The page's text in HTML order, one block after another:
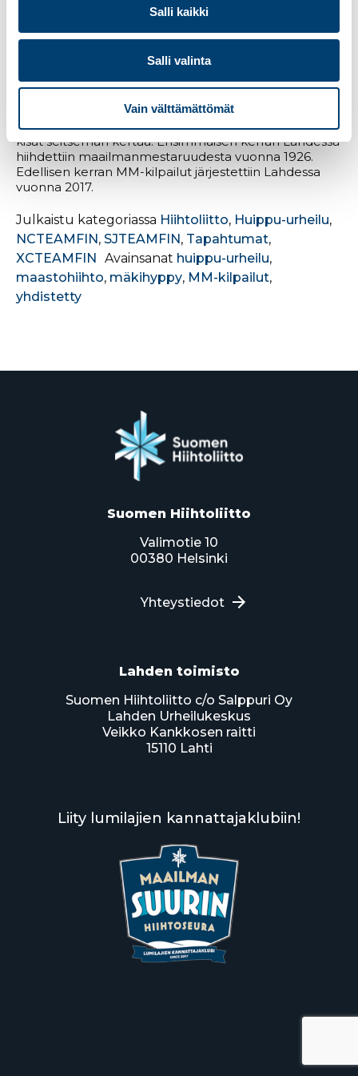
Salli kaikki
Salli valinta
Vain välttämättömät
hakukomitean puheenjohtaja Markku Haapasalmi.
suurtapahtumana MM-kisojen kansallinen painoarvo
on suuri. Urheiljoillemme kotikisat ovat aina erityisen
Lahti on isännöinyt pohjoismaisten hiihtolajien MM-
kisat seitsemän kertaa. Ensimmäisen kerran Lahdessa
hiihdettiin maailmanmestaruudesta vuonna 1926.
Edellisen kerran MM-kilpailut järjestettiin Lahdessa
vuonna 2017.
Julkaistu kategoriassa Hiihtoliitto, Huippu-urheilu,
NCTEAMFIN , SJTEAMFIN , Tapahtumat,
XCTEAMFIN
Avainsanat huippu-urheilu,
maastohiihto, mäkihyppy, MM-kilpailut,
yhdistetty
Suomen Hiihtoliitto
Valimotie 10
00380 Helsinki
Yhteystiedot
Lahden toimisto
Suomen Hiihtoliitto c/o Salppuri Oy
Lahden Urheilukeskus
Veikko Kankkosen raitti
15110 Lahti
Liity lumilajien kannattajaklubiin!